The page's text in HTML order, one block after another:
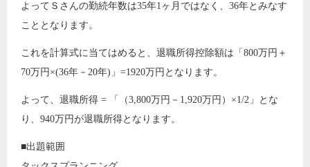
よってＳさんの勤続年数は35年1ヶ月ではなく、36年とみなす
こととなります。
これを計算式に当てはめると、退職所得控除額は「800万円＋
70万円×(36年－20年)」=1920万円となります。
よって、退職所得 = 「（3,800万円－1,920万円）×1/2」とな
り、940万円が退職所得となります。
■出題範囲